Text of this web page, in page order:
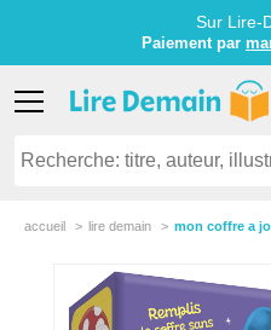
Sur Lire-
Paiement par
accueil lire demain mon coffre a